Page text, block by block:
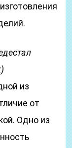
из
от
Одно из